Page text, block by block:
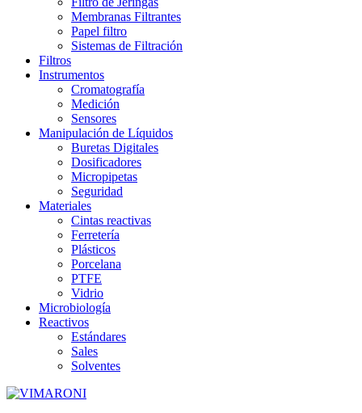
Membranas Filtrantes
Papel filtro
Sistemas de Filtración
Filtros
Instrumentos
Cromatografía
Medición
Sensores
Manipulación de Líquidos
Buretas Digitales
Dosificadores
Micropipetas
Seguridad
Materiales
Cintas reactivas
Ferretería
Plásticos
Porcelana
PTFE
Vidrio
Microbiología
Reactivos
Estándares
Sales
Solventes